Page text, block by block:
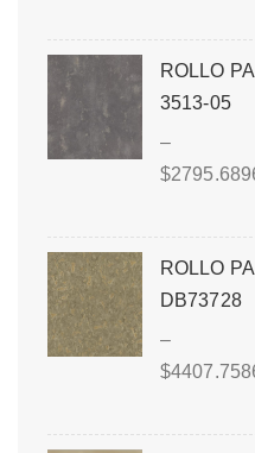
ROLLO
3513-05
–
$
ROLLO
DB73728
–
$